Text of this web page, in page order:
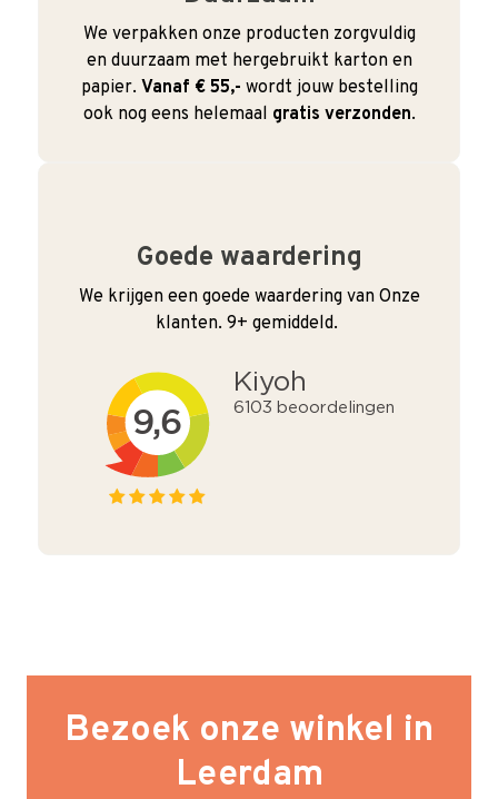
We verpakken onze producten zorgvuldig
en duurzaam met hergebruikt karton en
papier. Vanaf € 55,- wordt jouw bestelling
ook nog eens helemaal gratis verzonden.
Goede waardering
We krijgen een goede waardering van Onze
klanten. 9+ gemiddeld.
Bezoek onze winkel in
Leerdam